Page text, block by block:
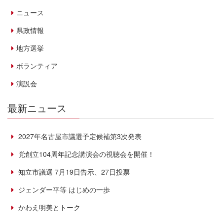
ニュース
県政情報
地方選挙
ボランティア
演説会
最新ニュース
2027年名古屋市議選予定候補第3次発表
党創立104周年記念講演会の視聴会を開催！
知立市議選 7月19日告示、27日投票
ジェンダー平等 はじめの一歩
かわえ明美とトーク